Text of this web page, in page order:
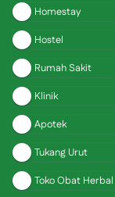
Homestay
Hostel
Rumah Sakit
Klinik
Apotek
Tukang Urut
Toko Obat Herbal